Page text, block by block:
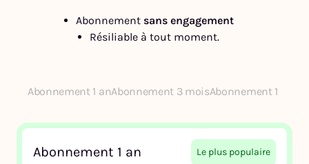
Abonnement sans engagement
Résiliable à tout moment.
Abonnement 1 anAbonnement 3 moisAbonnement 1 mois
Abonnement 1 an Le plus populaire